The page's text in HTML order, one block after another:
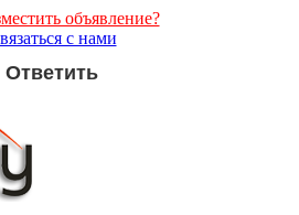
объявление?
с нами
Ответить